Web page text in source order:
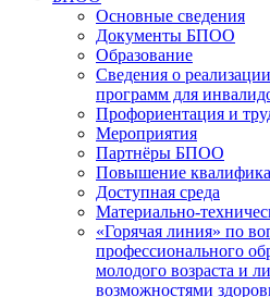
Основные сведения
Документы БПОО
Образование
Сведения о
программ для
Профориентация и
Мероприятия
Партнёры БПОО
Повышение
Доступная среда
Материально-
«Горячая линия» по
профессионального
молодого возраста и
возможностями